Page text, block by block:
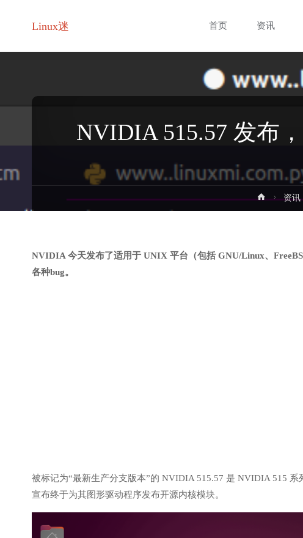
Linux迷
容
首页 资讯
NVIDIA 515.57 发布
首
页
资讯
NVIDIA 今天发布了适用于 UNIX 平台（包括 GNU/Linux、
各种bug。
被标记为“最新生产分支版本”的 NVIDIA 515.57 是 NVIDIA 515
宣布终于为其图形驱动程序发布开源内核模块。